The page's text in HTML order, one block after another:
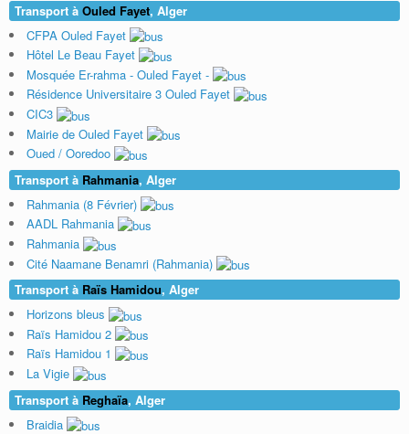
Transport à Ouled Fayet, Alger
CFPA Ouled Fayet
Hôtel Le Beau Fayet
Mosquée Er-rahma - Ouled Fayet -
Résidence Universitaire 3 Ouled Fayet
CIC3
Mairie de Ouled Fayet
Oued / Ooredoo
Transport à Rahmania, Alger
Rahmania (8 Février)
AADL Rahmania
Rahmania
Cité Naamane Benamri (Rahmania)
Transport à Raïs Hamidou, Alger
Horizons bleus
Raïs Hamidou 2
Raïs Hamidou 1
La Vigie
Transport à Reghaïa, Alger
Braidia